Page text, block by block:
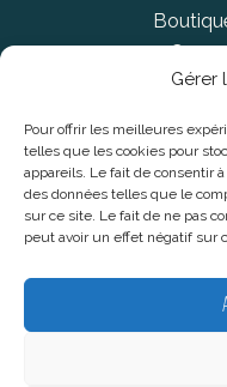
Gérer
Pour offrir les meilleures
telles que les cookies pour
appareils. Le fait de consentir
des données telles que le
sur ce site. Le fait de ne pas
peut avoir un effet négatif sur